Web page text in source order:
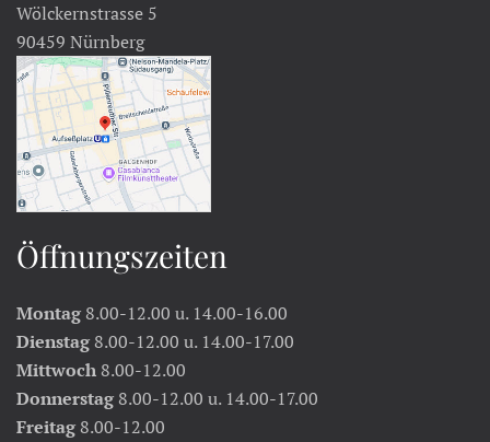
Wölckernstrasse 5
90459 Nürnberg
Öffnungszeiten
Montag8.00-12.00 u. 14.00-16.00
Dienstag8.00-12.00 u. 14.00-17.00
Mittwoch8.00-12.00
Donnerstag8.00-12.00 u. 14.00-17.00
Freitag8.00-12.00